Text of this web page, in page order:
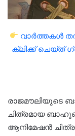
വാർത്തകൾ
ക്ലിക്ക് ചെയ്ത്
രാജമൗലിയുടെ
ചിത്രമായ
ആനിമേഷൻ